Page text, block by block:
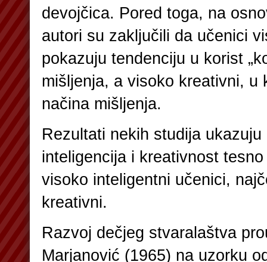
devojčica. Pored toga, na
autori su zaključili da učenici
pokazuju tendenciju u korist
mišljenja, a visoko kreativni, u
načina mišljenja.
Rezultati nekih studija
inteligencija i kreativnost
visoko inteligentni učenici,
kreativni.
Razvoj dečjeg stvaralaštva
Marjanović (1965) na uzorku